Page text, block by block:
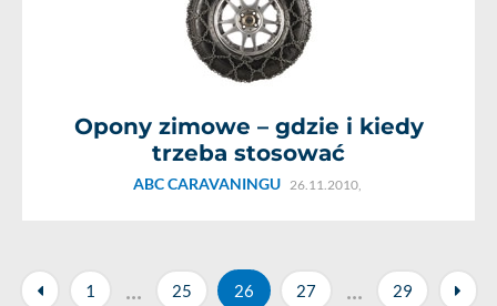
Opony zimowe – gdzie i kiedy
trzeba stosować
ABC CARAVANINGU 26.11.2010,
1 ... 25 26 27 ... 29